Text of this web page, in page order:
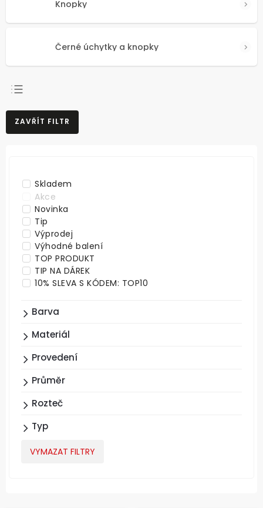
Knopky
Černé úchytky a knopky
NEJPRODÁVANĚJŠÍ
NEJLEVNĚJŠÍ
ZAVŘÍT FILTR
Skladem
Akce
Novinka
Tip
Výprodej
Výhodné balení
TOP PRODUKT
TIP NA DÁREK
10% SLEVA S KÓDEM: TOP10
Barva
Materiál
Provedení
Průměr
Rozteč
Typ
VYMAZAT FILTRY